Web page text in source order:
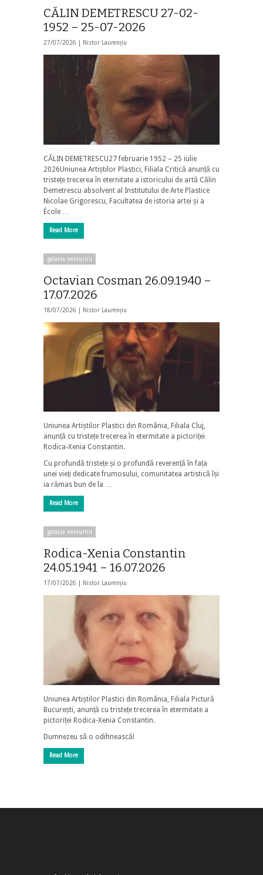
CĂLIN DEMETRESCU 27-02-
1952 – 25-07-2026
27/07/2026 | Nistor Laurențiu
CĂLIN DEMETRESCU27 februarie 1952 – 25 iulie
2026Uniunea Artiștilor Plastici, Filiala Critică anunță cu
tristețe trecerea în eternitate a istoricului de artă Călin
Demetrescu absolvent al Institutului de Arte Plastice
Nicolae Grigorescu, Facultatea de istoria artei și a
École …
Read More
galaxia nemuririi
Octavian Cosman 26.09.1940 –
17.07.2026
18/07/2026 | Nistor Laurențiu
Uniunea Artiștilor Plastici din România, Filiala Cluj,
anunță cu tristețe trecerea în etermitate a pictoriței
Rodica-Xenia Constantin.
Cu profundă tristețe și o profundă reverență în fața
unei vieți dedicate frumosului, comunitatea artistică își
ia rămas bun de la …
Read More
galaxia nemuririi
Rodica-Xenia Constantin
24.05.1941 – 16.07.2026
17/07/2026 | Nistor Laurențiu
Uniunea Artiștilor Plastici din România, Filiala Pictură
București, anunță cu tristețe trecerea în etermitate a
pictoriței Rodica-Xenia Constantin.
Dumnezeu să o odihnească!
Read More